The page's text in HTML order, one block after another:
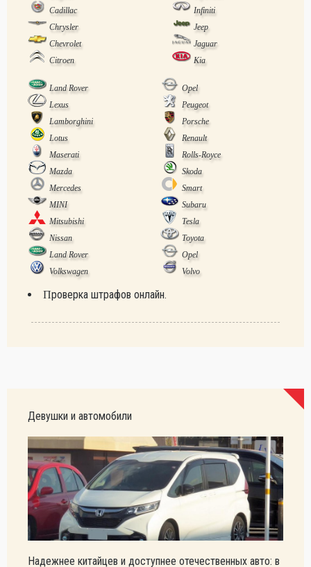
Cadillac
Infiniti
Chrysler
Jeep
Chevrolet
Jaguar
Citroen
Kia
Land Rover
Opel
Lexus
Peugeot
Lamborghini
Porsche
Lotus
Renault
Maserati
Rolls-Royce
Mazda
Skoda
Mercedes
Smart
MINI
Subaru
Mitsubishi
Tesla
Nissan
Toyota
Land Rover
Opel
Volkswagen
Volvo
Проверка штрафов онлайн.
Девушки и автомобили
Надежнее китайцев и доступнее отечественных авто: в